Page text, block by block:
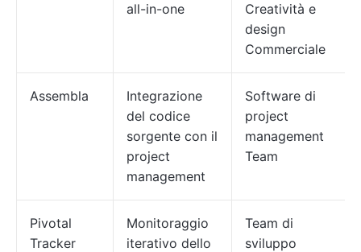
all-in-one
Creatività e
design
Commerciale
Assembla
Integrazione
del codice
sorgente con il
project
management
Software di
project
management
Team
Pivotal
Tracker
Monitoraggio
iterativo dello
Team di
sviluppo